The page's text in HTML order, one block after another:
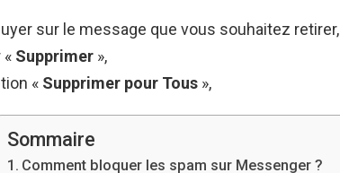
sur le message que vous souhaitez retirer,
« Supprimer »,
« Supprimer pour Tous »,
Sommaire
Comment bloquer les spam sur Messenger ?